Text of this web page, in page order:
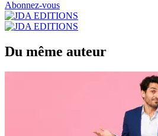
Abonnez-vous
Du même auteur